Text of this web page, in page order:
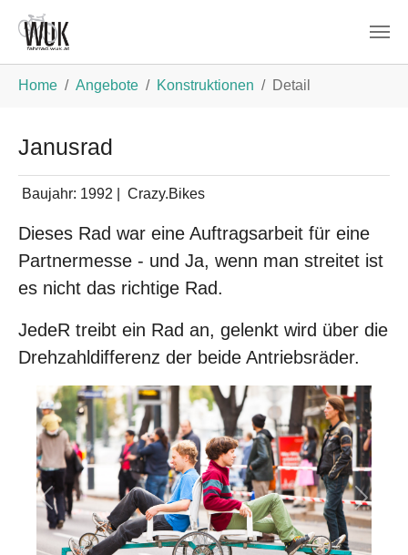
Home Angebote Konstruktionen Detail
Janusrad
Baujahr: 1992 Crazy.Bikes
Dieses Rad war eine Auftragsarbeit für eine
Partnermesse - und Ja, wenn man streitet ist
es nicht das richtige Rad.
JedeR treibt ein Rad an, gelenkt wird über die
Drehzahldifferenz der beide Antriebsräder.
Previous Next